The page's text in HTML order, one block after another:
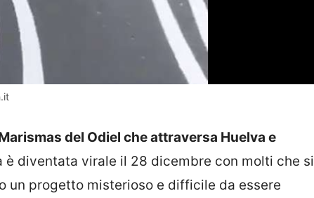
del Odiel che attraversa Huelva e
è diventata virale il 28 dicembre con molti che si
un progetto misterioso e difficile da essere